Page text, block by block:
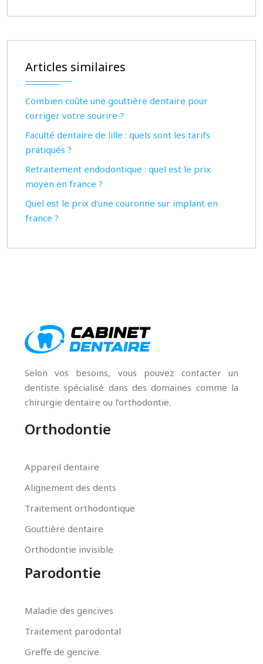
Articles similaires
Combien coûte une gouttière dentaire pour
corriger votre sourire ?
Faculté dentaire de lille : quels sont les tarifs
pratiqués ?
Retraitement endodontique : quel est le prix
moyen en france ?
Quel est le prix d’une couronne sur implant en
france ?
Selon vos besoins, vous pouvez contacter un
dentiste spécialisé dans des domaines comme la
chirurgie dentaire ou l’orthodontie.
Orthodontie
Appareil dentaire
Alignement des dents
Traitement orthodontique
Gouttière dentaire
Orthodontie invisible
Parodontie
Maladie des gencives
Traitement parodontal
Greffe de gencive